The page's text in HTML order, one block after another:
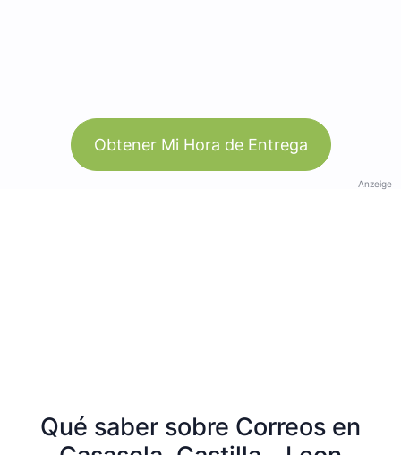
Obtener Mi Hora de Entrega
Anzeige
Qué saber sobre Correos en